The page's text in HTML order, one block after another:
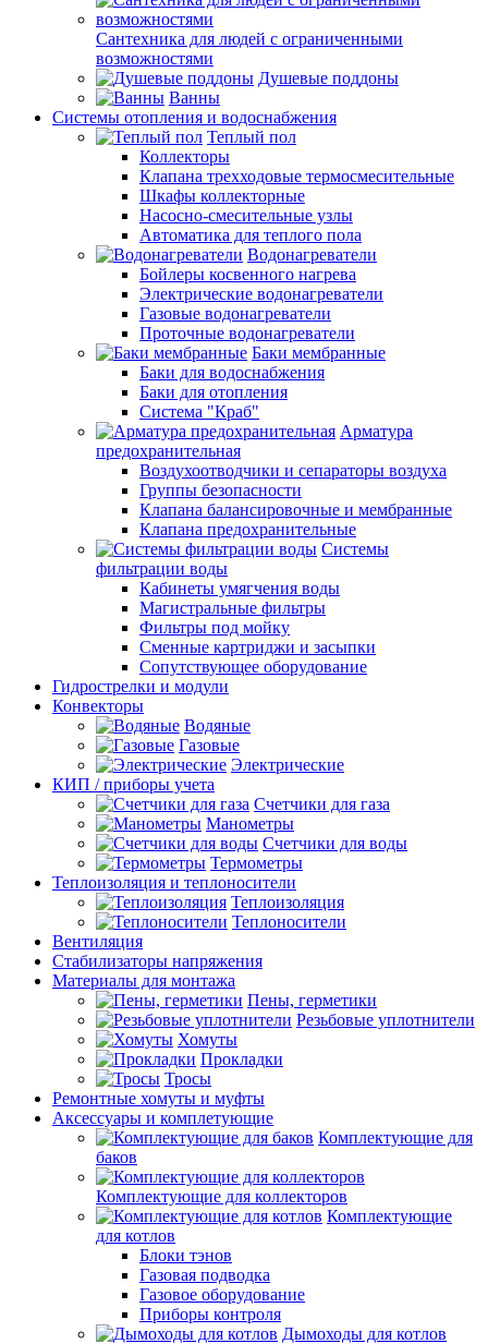
Сантехника для людей с ограниченными
возможностями
Душевые поддоны
Ванны
Системы отопления и водоснабжения
Теплый пол
Коллекторы
Клапана трехходовые термосмесительные
Шкафы коллекторные
Насосно-смесительные узлы
Автоматика для теплого пола
Водонагреватели
Бойлеры косвенного нагрева
Электрические водонагреватели
Газовые водонагреватели
Проточные водонагреватели
Баки мембранные
Баки для водоснабжения
Баки для отопления
Система "Краб"
Арматура
предохранительная
Воздухоотводчики и сепараторы воздуха
Группы безопасности
Клапана балансировочные и мембранные
Клапана предохранительные
Системы
фильтрации воды
Кабинеты умягчения воды
Магистральные фильтры
Фильтры под мойку
Сменные картриджи и засыпки
Сопутствующее оборудование
Гидрострелки и модули
Конвекторы
Водяные
Газовые
Электрические
КИП / приборы учета
Счетчики для газа
Манометры
Счетчики для воды
Термометры
Теплоизоляция и теплоносители
Теплоизоляция
Теплоносители
Вентиляция
Стабилизаторы напряжения
Материалы для монтажа
Пены, герметики
Резьбовые уплотнители
Хомуты
Прокладки
Тросы
Ремонтные хомуты и муфты
Аксессуары и комплетующие
Комплектующие для
баков
Комплектующие для коллекторов
Комплектующие
для котлов
Блоки тэнов
Газовая подводка
Газовое оборудование
Приборы контроля
Дымоходы для котлов